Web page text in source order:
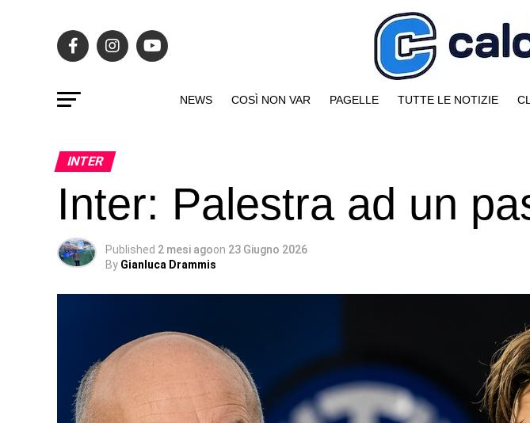
NEWS COSÌ NON VAR PAGELLE TUTTE LE NOTIZIE
INTER
Inter: Palestra ad un
Published 2 mesi agoon 23 Giugno 2026
By Gianluca Drammis